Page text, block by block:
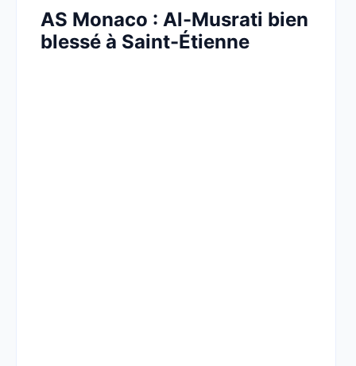
AS Monaco : Al-Musrati bien
blessé à Saint-Étienne